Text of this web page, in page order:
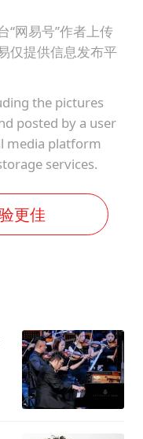
“网易号”作者上传
仅提供信息发布平
the pictures
posted by a user
media platform
services.
更佳